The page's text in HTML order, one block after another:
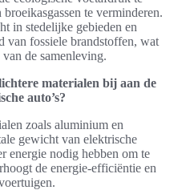
te verminderen.
in stedelijke gebieden en
van fossiele brandstoffen, wat
de samenleving.
materialen bij aan de
auto’s?
zoals aluminium en
gewicht van elektrische
energie nodig hebben om te
de energie-efficiëntie en